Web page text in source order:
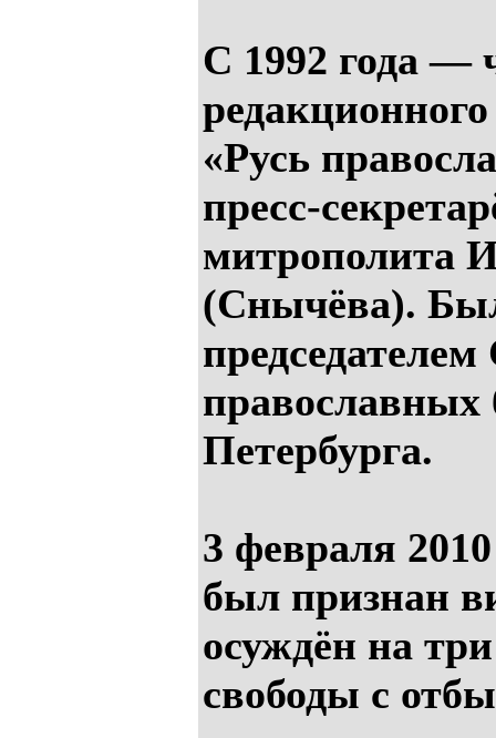
С 1992 года —
«Русь
пресс-
митрополита
(Снычёва).
православных
Петербурга.
3 февраля
был признан
осуждён на
свободы с